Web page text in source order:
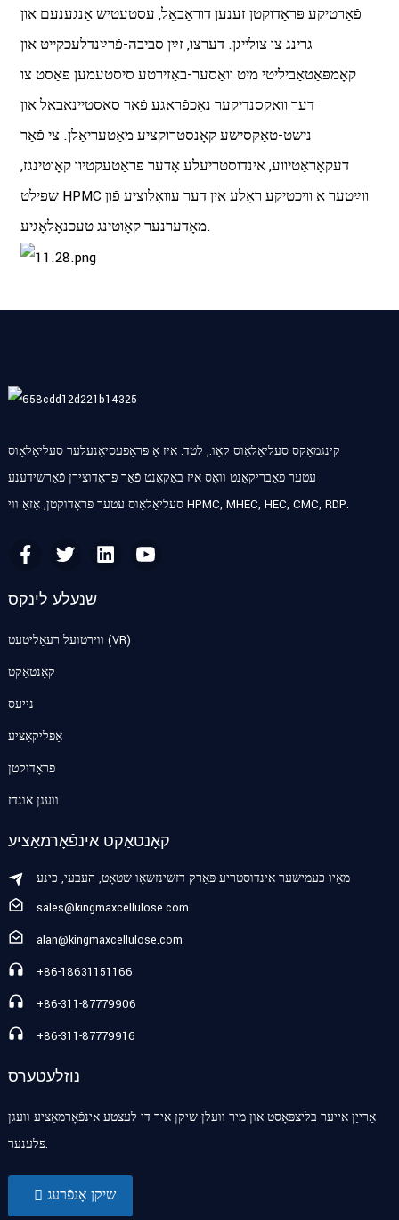
פֿאַרטיקע פּראָדוקטן זענען דוראַבאַל, עסטעטיש אָנגענעם און
גרינג צו צולייגן. דערצו, זײַן סביבה-פֿרײַנדלעכקייט און
קאָמפּאַטאַביליטי מיט וואַסער-באַזירטע סיסטעמען פּאַסט צו
דער וואַקסנדיקער נאָכפֿראַגע פֿאַר סאַסטיינאַבאַל און
נישט-טאַקסישע קאָנסטרוקציע מאַטעריאַלן. צי פֿאַר
דעקאָראַטיווע, אינדוסטריעלע אָדער פּראַטעקטיוו קאָוטינגז,
שפּילט HPMC ווײַטער אַ וויכטיקע ראָלע אין דער עוואָלוציע פֿון
מאָדערנער קאָוטינג טעכנאָלאָגיע.
קינגמאַקס סעליאַלאָוס קאָו., לטד. איז אַ פּראָפעסיאָנעלער סעליאַלאָוס
עטער פאַבריקאַנט וואָס איז באַקאַנט פֿאַר פּראָדוצירן פֿאַרשידענע
סעליאַלאָוס עטער פּראָדוקטן, אַזאַ ווי HPMC, MHEC, HEC, CMC, RDP.
שנעלע לינקס
ווירטועל רעאַליטעט (VR)
קאָנטאַקט
נייעס
אַפּליקאַציע
פּראָדוקטן
וועגן אונדז
קאָנטאַקט אינפֿאָרמאַציע
מאַיו כעמישער אינדוסטריע פּאַרק דזשינזשאָו שטאָט, העבעי, כינע
sales@kingmaxcellulose.com
alan@kingmaxcellulose.com
+86-18631151166
+86-311-87779906
+86-311-87779916
נוזלעטערס
אַרייַן אייער בליצפּאָסט און מיר וועלן שיקן איר די לעצטע אינפֿאָרמאַציע וועגן
פּלענער.
שיקן אָנפֿרעג